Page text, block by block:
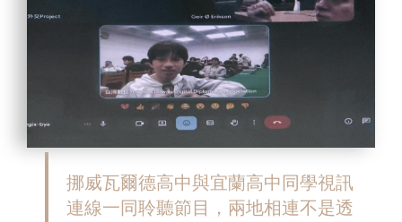
挪威瓦爾德高中與宜蘭高中同學視訊
連線一同聆聽節目，兩地相連不是透